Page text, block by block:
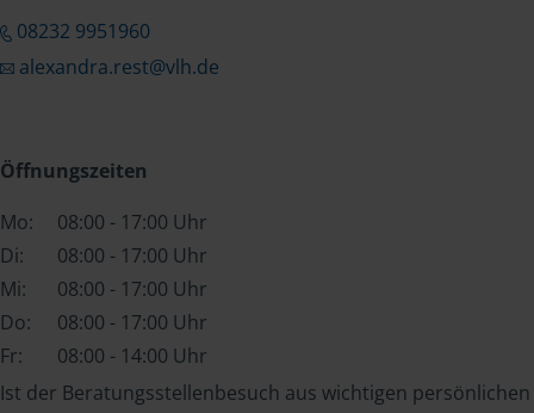
08232 9951960
alexandra.rest@vlh.de
Öffnungszeiten
Mo:
08:00 - 17:00 Uhr
Di:
08:00 - 17:00 Uhr
Mi:
08:00 - 17:00 Uhr
Do:
08:00 - 17:00 Uhr
Fr:
08:00 - 14:00 Uhr
Ist der Beratungsstellenbesuch aus wichtigen persönlichen